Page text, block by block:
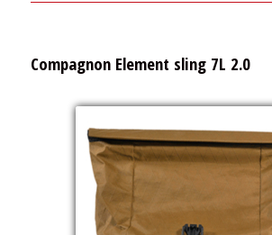
Compagnon Element sling 7L 2.0